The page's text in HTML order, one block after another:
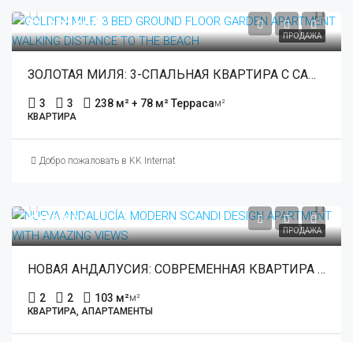
ПРОДАЖА
€1,850,000
ЗОЛОТАЯ МИЛЯ: 3-СПАЛЬНАЯ КВАРТИРА С САДОМ НА ПЕРВОМ ЭТАЖЕ В ПЕШЕЙ ДОРОГЕ ОТ ПЛЯЖА
3 3 238 м² + 78 м² Террасам²
КВАРТИРА
Добро пожаловать в KK International Estate
ПРОДАЖА
€449,000
НОВАЯ АНДАЛУСИЯ: СОВРЕМЕННАЯ КВАРТИРА В СКАНДИНАВСКОМ СТИЛЕ С ПОТРЯСАЮЩИМИ ВИДАМИ
2 2 103 м²м²
КВАРТИРА, АПАРТАМЕНТЫ